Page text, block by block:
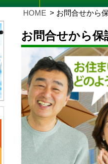
HOME お問合せから
お問合せから